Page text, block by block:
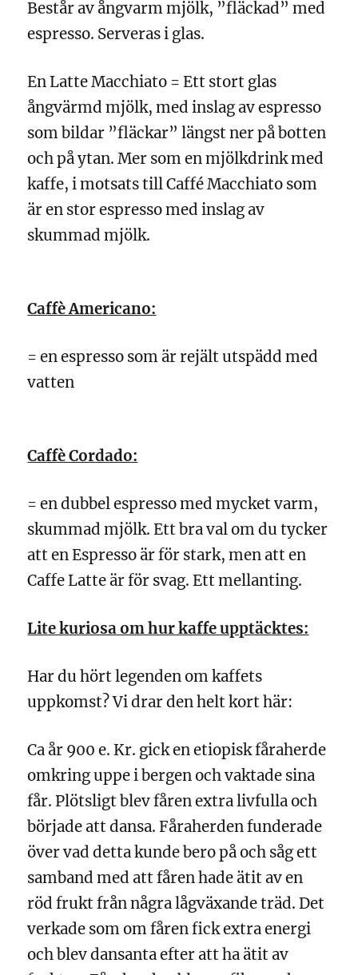
Består av ångvarm mjölk, ”fläckad” med
espresso. Serveras i glas.
En Latte Macchiato = Ett stort glas
ångvärmd mjölk, med inslag av espresso
som bildar ”fläckar” längst ner på botten
och på ytan. Mer som en mjölkdrink med
kaffe, i motsats till Caffé Macchiato som
är en stor espresso med inslag av
skummad mjölk.
Caffè Americano:
= en espresso som är rejält utspädd med
vatten
Caffè Cordado:
= en dubbel espresso med mycket varm,
skummad mjölk. Ett bra val om du tycker
att en Espresso är för stark, men att en
Caffe Latte är för svag. Ett mellanting.
Lite kuriosa om hur kaffe upptäcktes:
Har du hört legenden om kaffets
uppkomst? Vi drar den helt kort här:
Ca år 900 e. Kr. gick en etiopisk fåraherde
omkring uppe i bergen och vaktade sina
får. Plötsligt blev fåren extra livfulla och
började att dansa. Fåraherden funderade
över vad detta kunde bero på och såg ett
samband med att fåren hade ätit av en
röd frukt från några lågväxande träd. Det
verkade som om fåren fick extra energi
och blev dansanta efter att ha ätit av